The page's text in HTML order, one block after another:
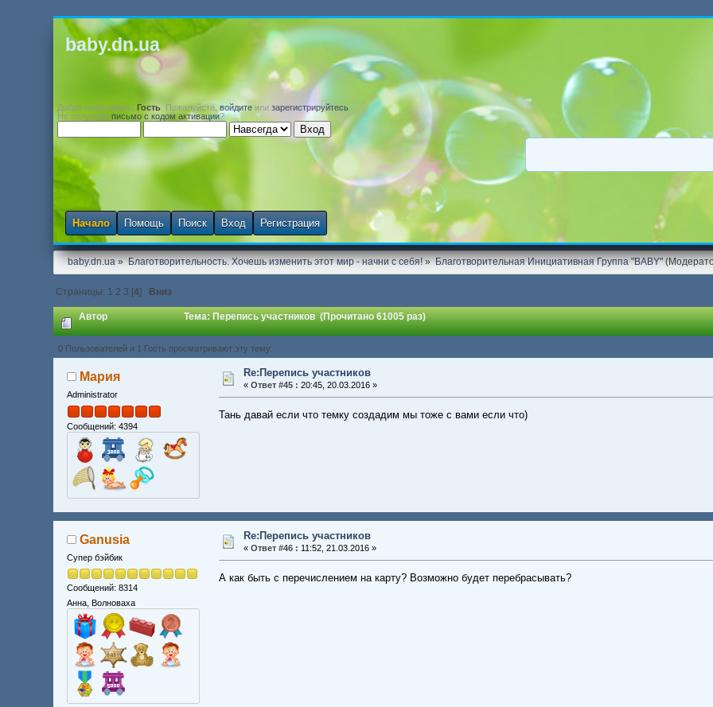
baby.dn.ua
Добро пожаловать,Гость . Пожалуйста,войдите илизарегистрируйтесь
Не получилиписьмо с кодом активации?
Начало Помощь Поиск Вход Регистрация
baby.dn.ua» Благотворительность. Хочешь изменить этот мир - начни с себя!» Благотворительная Инициативная Группа "BABY"
Страницы: 1 2 3 [4] Вниз
Автор Тема: Перепись участников (Прочитано 61005 раз)
0 Пользователей и 1 Гость просматривают эту тему.
Мария
Administrator
Сообщений: 4394
Re:Перепись участников
« Ответ #45 : 20:45, 20.03.2016 »
Тань давай если что темку создадим мы тоже с вами если что)
Ganusia
Супер бэйбик
Сообщений: 8314
Анна, Волноваха
Re:Перепись участников
« Ответ #46 : 11:52, 21.03.2016 »
А как быть с перечислением на карту? Возможно будет перебрасывать?